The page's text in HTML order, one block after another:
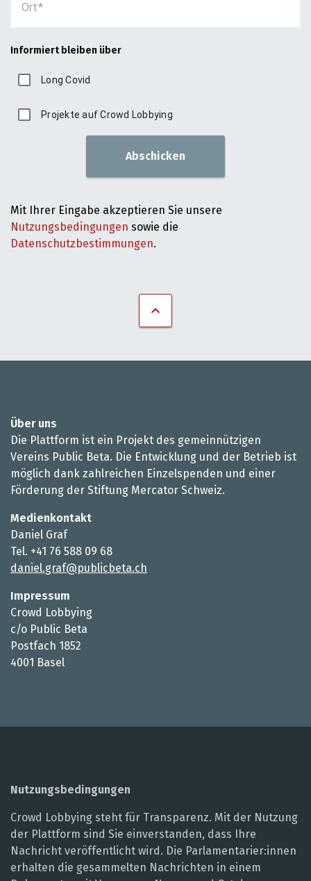
Ort
Informiert bleiben über
Long Covid
Projekte auf Crowd Lobbying
Abschicken
Mit Ihrer Eingabe akzeptieren Sie unsere
Nutzungsbedingungen sowie die
Datenschutzbestimmungen.
Über uns
Die Plattform ist ein Projekt des gemeinnützigen
Vereins Public Beta. Die Entwicklung und der Betrieb ist
möglich dank zahlreichen Einzelspenden und einer
Förderung der Stiftung Mercator Schweiz.
Medienkontakt
Daniel Graf
Tel. +41 76 588 09 68
daniel.graf@publicbeta.ch
Impressum
Crowd Lobbying
c/o Public Beta
Postfach 1852
4001 Basel
Nutzungsbedingungen
Crowd Lobbying steht für Transparenz. Mit der Nutzung
der Plattform sind Sie einverstanden, dass Ihre
Nachricht veröffentlicht wird. Die Parlamentarier:innen
erhalten die gesammelten Nachrichten in einem